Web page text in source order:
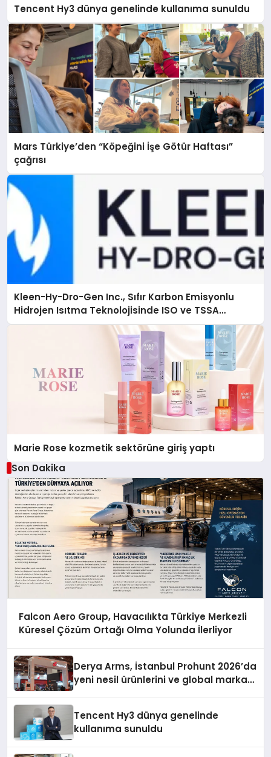
Tencent Hy3 dünya genelinde kullanıma sunuldu
Mars Türkiye’den “Köpeğini İşe Götür Haftası”
çağrısı
Kleen-Hy-Dro-Gen Inc., Sıfır Karbon Emisyonlu
Hidrojen Isıtma Teknolojisinde ISO ve TSSA
Düzenleyici Onaylarını Aldı
Marie Rose kozmetik sektörüne giriş yaptı
Son Dakika
Falcon Aero Group, Havacılıkta Türkiye Merkezli
Küresel Çözüm Ortağı Olma Yolunda İlerliyor
Derya Arms, İstanbul Prohunt 2026’da
yeni nesil ürünlerini ve global marka
Tencent Hy3 dünya genelinde
kullanıma sunuldu